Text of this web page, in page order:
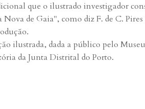
que o ilustrado investigador
Nova de Gaia", como diz F. de C.
ilustrada, dada a público pelo
da Junta Distrital do Porto.